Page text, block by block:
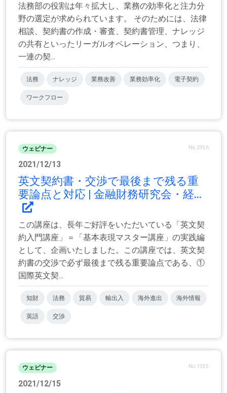
法務部の役割は年々拡大し、業務の効率化と注力分
野の選定が求められています。 そのためには、法律
相談、契約書の作成・審査、契約書管理、ナレッジ
の共有といったリーガルオペレーション、つまり、
一連の契...
法務 ナレッジ 業務改善 業務効率化 電子契約
ワークフロー
ウェビナー No.2956
2021/12/13
英文契約書・交渉で最後まで残る重
要論点と対応 | 金融財務研究会・経...
この講座は、長年ご好評をいただいている「英文契
約入門講座」＝「基本表現マスター講座」の実践編
として、企画いたしました。この講座では、英文契
約書の交渉で必ず最後まで残る重要論点である、①
国際英文契...
知財 法務 貿易 輸出入 海外進出 海外情報
英語 交渉
ウェビナー No.1935
2021/12/15